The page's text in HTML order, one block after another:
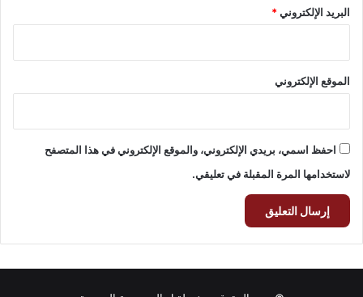
البريد الإلكتروني*
الموقع الإلكتروني
احفظ اسمي، بريدي الإلكتروني، والموقع الإلكتروني في هذا المتصفح
لاستخدامها المرة المقبلة في تعليقي.